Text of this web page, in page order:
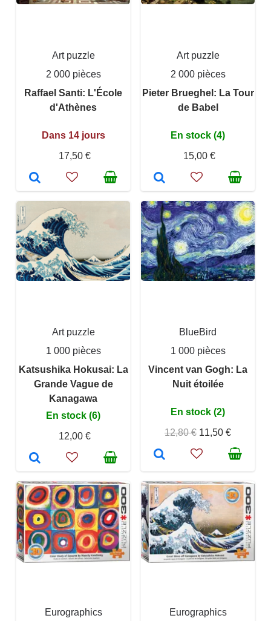
Art puzzle
2 000 pièces
Raffael Santi: L'École
d'Athènes
Dans 14 jours
17,50 €
Art puzzle
2 000 pièces
Pieter Brueghel: La Tour
de Babel
En stock (4)
15,00 €
Art puzzle
1 000 pièces
Katsushika Hokusai: La
Grande Vague de
Kanagawa
En stock (6)
12,00 €
BlueBird
1 000 pièces
Vincent van Gogh: La
Nuit étoilée
En stock (2)
12,80 € 11,50 €
Eurographics
Eurographics